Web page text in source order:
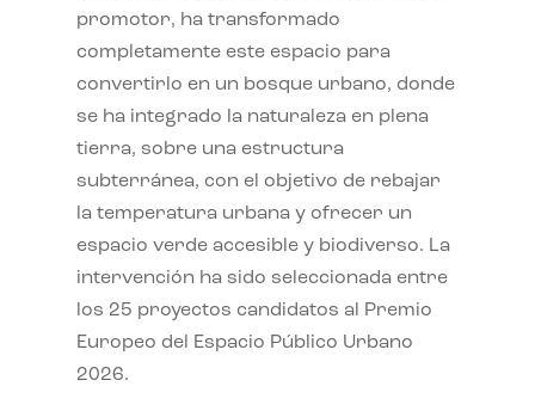
promotor, ha transformado
completamente este espacio para
convertirlo en un bosque urbano, donde
se ha integrado la naturaleza en plena
tierra, sobre una estructura
subterránea, con el objetivo de rebajar
la temperatura urbana y ofrecer un
espacio verde accesible y biodiverso. La
intervención ha sido seleccionada entre
los 25 proyectos candidatos al Premio
Europeo del Espacio Público Urbano
2026.